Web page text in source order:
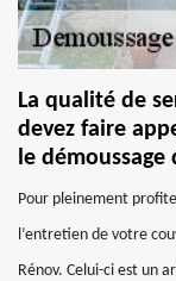
La qualité de
devez faire
le
Pour pleinement
l’entretien de votre
Rénov. Celui-ci est un